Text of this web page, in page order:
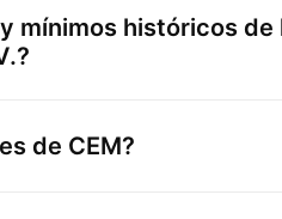
mínimos históricos de
?
de CEM?